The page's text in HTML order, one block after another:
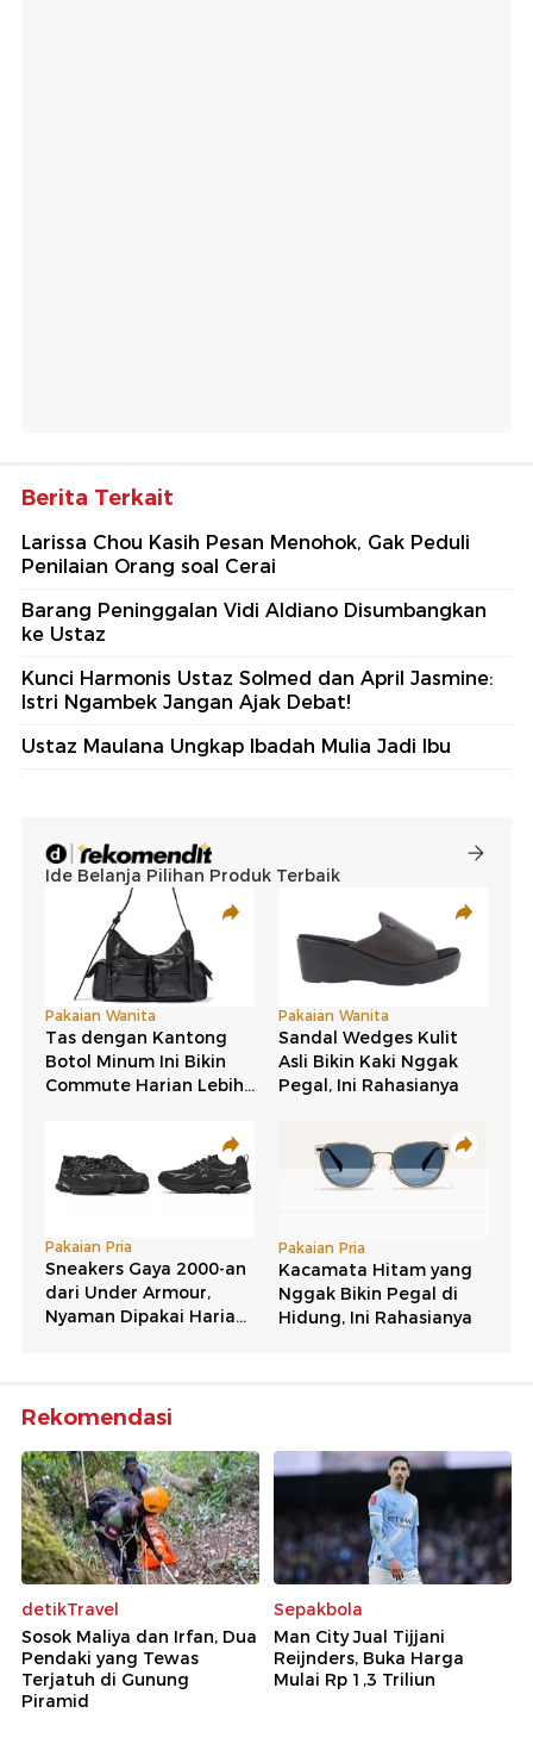
Berita Terkait
Larissa Chou Kasih Pesan Menohok, Gak Peduli
Penilaian Orang soal Cerai
Barang Peninggalan Vidi Aldiano Disumbangkan
ke Ustaz
Kunci Harmonis Ustaz Solmed dan April Jasmine:
Istri Ngambek Jangan Ajak Debat!
Ustaz Maulana Ungkap Ibadah Mulia Jadi Ibu
Rekomendasi
detikTravel
Sosok Maliya dan Irfan, Dua
Pendaki yang Tewas
Terjatuh di Gunung
Piramid
Sepakbola
Man City Jual Tijjani
Reijnders, Buka Harga
Mulai Rp 1,3 Triliun